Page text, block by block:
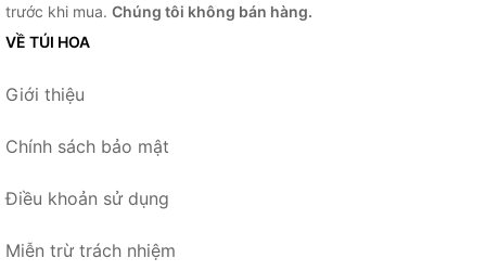
trước khi mua. Chúng tôi không bán hàng.
VỀ TÚI HOA
Giới thiệu
Chính sách bảo mật
Điều khoản sử dụng
Miễn trừ trách nhiệm